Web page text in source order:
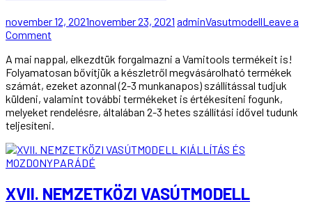
november 12, 2021november 23, 2021 adminVasutmodellLeave a
Comment
termékek
A mai nappal, elkezdtük forgalmazni a Vamitools termékeit is!
Folyamatosan bővítjük a készletről megvásárolható termékek
számát, ezeket azonnal (2-3 munkanapos) szállítással tudjuk
küldeni, valamint további termékeket is értékesíteni fogunk,
melyeket rendelésre, általában 2-3 hetes szállítási idővel tudunk
teljesíteni.
XVII. NEMZETKÖZI VASÚTMODELL